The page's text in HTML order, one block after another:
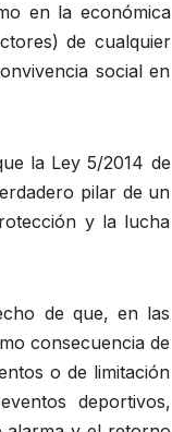
en la económica
de cualquier
social en
la Ley 5/2014 de
pilar de un
y la lucha
de que, en las
consecuencia de
o de limitación
deportivos,